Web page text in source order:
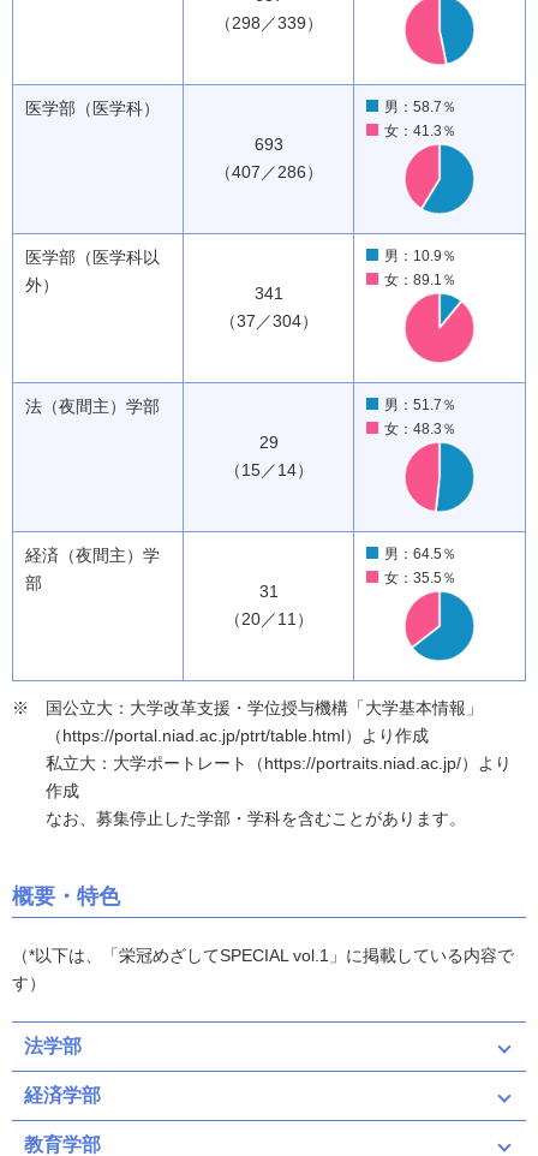
（298／339）
医学部（医学科）
693
（407／286）
男：58.7％
女：41.3％
医学部（医学科以
外）
341
（37／304）
男：10.9％
女：89.1％
法（夜間主）学部
29
（15／14）
男：51.7％
女：48.3％
経済（夜間主）学
部
31
（20／11）
男：64.5％
女：35.5％
国公立大：大学改革支援・学位授与機構「大学基本情報」
（https://portal.niad.ac.jp/ptrt/table.html）より作成
私立大：大学ポートレート（https://portraits.niad.ac.jp/）より
作成
なお、募集停止した学部・学科を含むことがあります。
概要・特色
（*以下は、「栄冠めざしてSPECIAL vol.1」に掲載している内容で
す）
法学部
経済学部
教育学部